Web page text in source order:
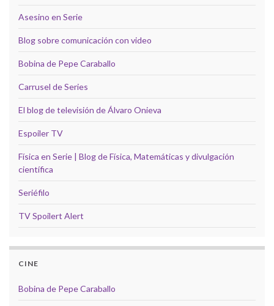
Asesino en Serie
Blog sobre comunicación con video
Bobina de Pepe Caraballo
Carrusel de Series
El blog de televisión de Álvaro Onieva
Espoiler TV
Física en Serie | Blog de Física, Matemáticas y divulgación
científica
Seriéfilo
TV Spoilert Alert
CINE
Bobina de Pepe Caraballo